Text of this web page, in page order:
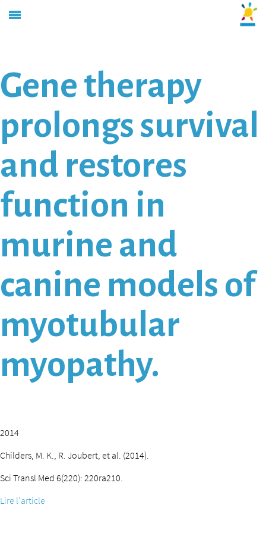
Gene therapy
prolongs survival
and restores
function in
murine and
canine models of
myotubular
myopathy.
2014
Childers, M. K., R. Joubert, et al. (2014).
Sci Transl Med 6(220): 220ra210.
Lire l'article